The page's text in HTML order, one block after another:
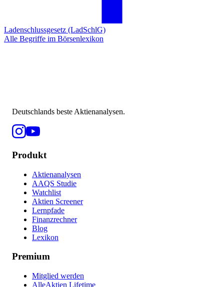
Ladenschlussgesetz (LadSchlG)
Alle Begriffe im Börsenlexikon
Deutschlands beste Aktienanalysen.
Produkt
Aktienanalysen
AAQS Studie
Watchlist
Aktien Screener
Lernpfade
Finanzrechner
Blog
Lexikon
Premium
Mitglied werden
AlleAktien Lifetime